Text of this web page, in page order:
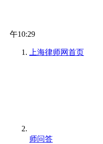
午10:29
上海律师网首页
师问答